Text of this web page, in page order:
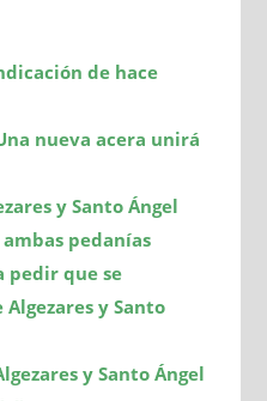
de hace
nueva acera unirá
y Santo Ángel
pedanías
pedir que se
y Santo
y Santo Ángel